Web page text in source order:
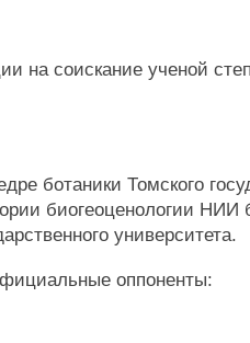
на соискание ученой
ботаники Томского
биогеоценологии НИИ
университета.
оппоненты: